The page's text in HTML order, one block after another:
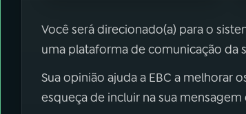
Você será direcionado(a) para o
uma plataforma de comunicação da
Sua opinião ajuda a EBC a melhorar
esqueça de incluir na sua